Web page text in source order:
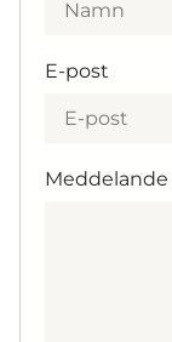
E-post
Meddelande